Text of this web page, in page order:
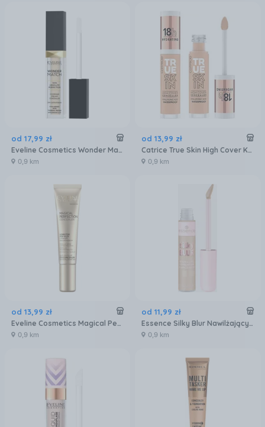
od 17,99 zł
Eveline Cosmetics Wonder Match Korektor Do Twarzy 01 Light 7ml
0,9 km
od 13,99 zł
Catrice True Skin High Cover Korektor Wtp 020 Warm Beige Wodoodporny Vegan 4,5ml
0,9 km
od 13,99 zł
Eveline Cosmetics Magical Perfect korektor do twarzy 02A 5 ml
0,9 km
od 11,99 zł
Essence Silky Blur Nawilżający Korektor Do Twarzy 160
0,9 km